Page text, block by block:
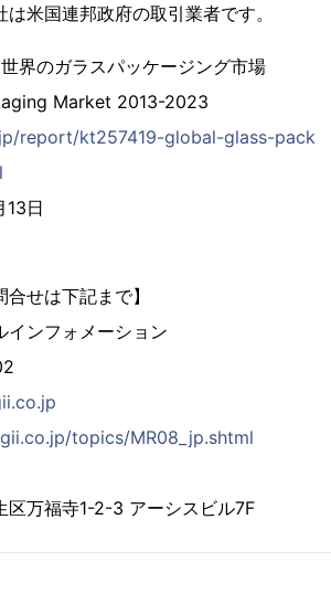
米国連邦政府の取引業者です。
界のガラスパッケージング市場
Market 2013-2023
report/kt257419-global-glass-pack
13日
合せは下記まで】
インフォメーション
topics/MR08_jp.shtml
区万福寺1-2-3 アーシスビル7F